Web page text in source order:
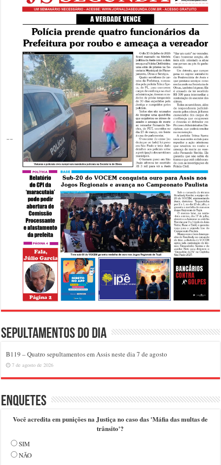
Sepultamentos do dia
B119 – Quatro sepultamentos em Assis neste dia 7 de agosto
7 de agosto de 2026
Enquetes
Você acredita em punições na Justiça no caso das 'Máfia das multas de
trânsito'?
SIM
NÃO